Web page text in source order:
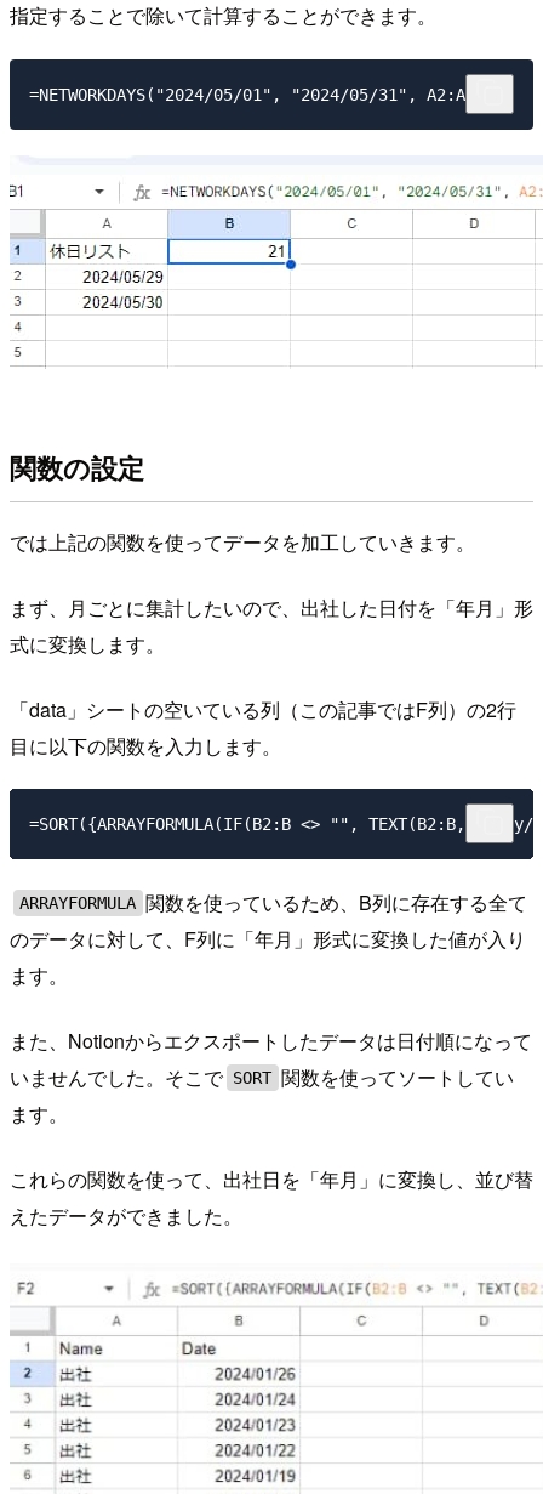
指定することで除いて計算することができます。
関数の設定
では上記の関数を使ってデータを加工していきます。
まず、月ごとに集計したいので、出社した日付を「年月」形
式に変換します。
「data」シートの空いている列（この記事ではF列）の2行
目に以下の関数を入力します。
ARRAYFORMULA 関数を使っているため、B列に存在する全て
のデータに対して、F列に「年月」形式に変換した値が入り
ます。
また、Notionからエクスポートしたデータは日付順になって
いませんでした。そこで SORT 関数を使ってソートしてい
ます。
これらの関数を使って、出社日を「年月」に変換し、並び替
えたデータができました。